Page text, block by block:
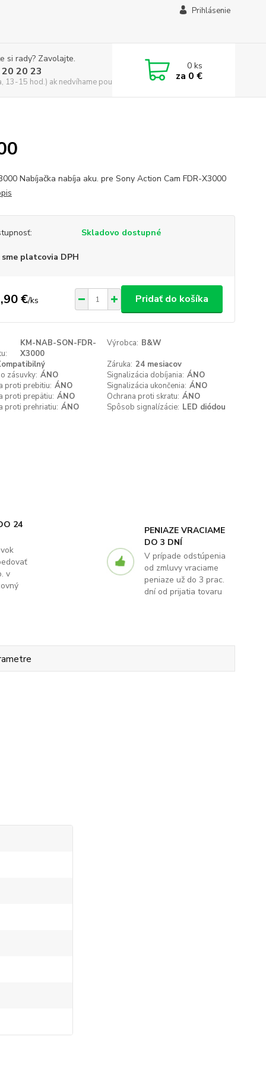
Prihlásenie
si rady? Zavolajte.
20 23
13-15 hod.) ak nedvíhame použite CHATBOX
0ks
za 0 €
Nabíjačka nabíja aku. pre Sony Action Cam FDR-X3000
Skladovo dostupné
sme platcovia DPH
€/ks Pridať do košíka
KM-NAB-SON-FDR-
X3000
Výrobca: B&W
Záruka: 24 mesiacov
zásuvky: ÁNO Signalizácia dobíjania: ÁNO
proti prebitiu: ÁNO Signalizácia ukončenia: ÁNO
proti prepätiu: ÁNO Ochrana proti skratu: ÁNO
proti prehriatiu: ÁNO Spôsob signalízácie: LED diódou
24
v
PENIAZE VRACIAME
DO 3 DNÍ
V prípade odstúpenia
od zmluvy vraciame
peniaze už do 3 prac.
dní od prijatia tovaru